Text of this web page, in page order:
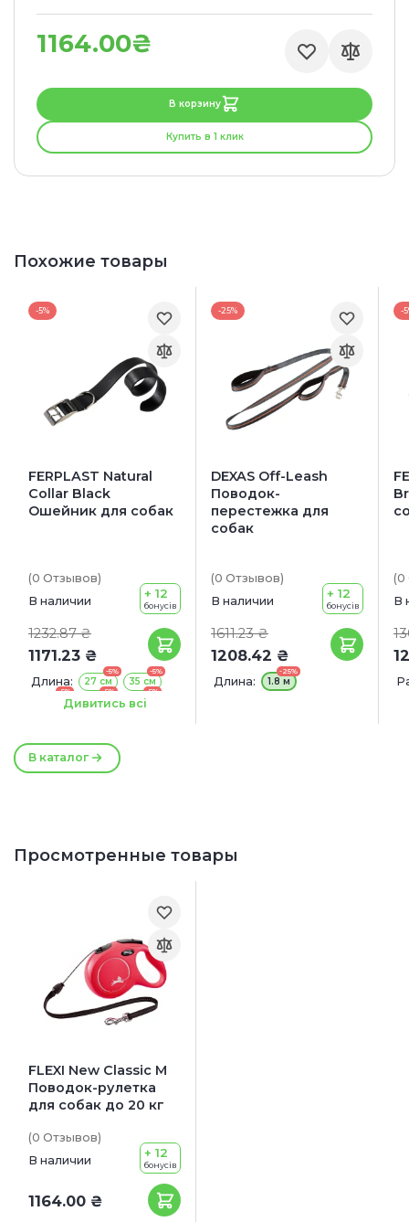
1164.00₴
В корзину
Купить в 1 клик
Похожие товары
В каталог
-5%
FERPLAST Natural
Collar Black
Ошейник для собак
(0 Отзывов)
В наличии
1232.87 ₴
1171.23 ₴
+ 12
бонусів
Длина:
-5%
27 см
-5%
35 см
-5% -5%
45 см
-5%
53 см
-5% -5%
Дивитись всі
-25%
DEXAS Off-Leash
Поводок-
перестежка для
собак
(0 Отзывов)
В наличии
1611.23 ₴
1208.42 ₴
+ 12
бонусів
Длина:
-25%
1.8 м
-
(0
В
Просмотренные товары
FLEXI New Classic M
Поводок-рулетка
для собак до 20 кг
(0 Отзывов)
В наличии
1164.00 ₴
+ 12
бонусів